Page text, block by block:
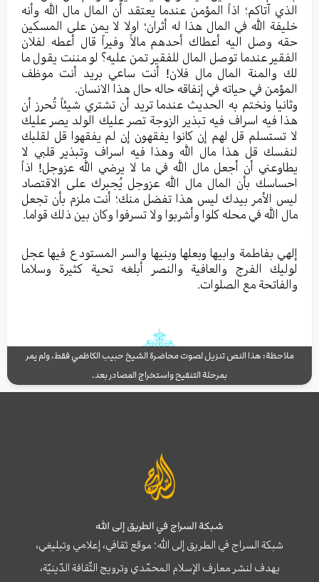
الذي آتاکم؛ اذاً المؤمن عندما یعتقد أن المال مال الله وأنه
خلیفة الله في المال هذا له أثران؛ اولا لا یمن علی المسکین
حقه وصل الیه أعطاك أحدهم مالاً وفیراً قال أعطه لفلان
الفقیر عندما توصل المال للفقیر تمن علیه؟ لو مننت یقول ما
لك والمنة المال مال فلان! أنت ساعي برید أنت موظف
المؤمن في حیاته في إنفاقه حاله حال هذا الانسان.
وثانیا ونختم به الحدیث عندما ترید أن تشتري شیئاً تُحرز أن
هذا فیه اسراف فیه تبذیر الزوجة تصر علیك الولد یصر علیك
لا تستسلم قل لهم إن کانوا یفقهون إن لم یفقهوا قل لقلبك
لنفسك قل هذا مال الله وهذا فیه اسراف وتبذیر قلبي لا
یطاوعني أن أجعل مال الله في ما لا یرضي الله عزوجل! اذاً
احساسك بأن المال مال الله عزوجل یُجبرك علی الاقتصاد
لیس الأمر بیدك لیس هذا تفضل منك؛ أنت ملزم بأن تجعل
مال الله في محله کلوا وأشربوا ولا تسرفوا وکان بین ذلك قواما.
إلهي بفاطمة وابیها وبعلها وبنیها والسر المستودع فیها عجل
لولیك الفرج والعافیة والنصر أبلغه تحیة کثیرة وسلاما
والفاتحة مع الصلوات.
ملاحظة: هذا النص تنزيل لصوت محاضرة الشيخ حبيب الكاظمي فقط، ولم يمر
بمرحلة التنقيح واستخراج المصادر بعد.
شبكة السراج في الطريق إلى الله
شبكة السراج في الطريق إلى الله؛ موقع ثقافي، إعلامي وتبليغي،
يهدف لنشر معارف الإسلام المحمّدي وترويج الثّقافة الدّينيّة،